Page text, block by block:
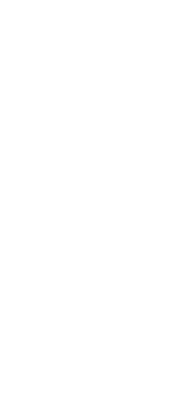
von
UX-
Wird
neue
TV-
Wer
Es